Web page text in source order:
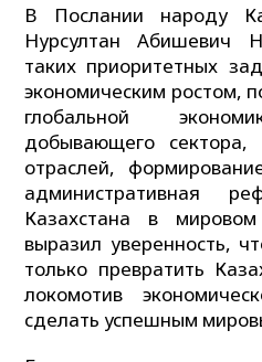
В Послании народу
Нурсултан Абишевич
таких приоритетных
экономическим ростом,
глобальной
добывающего сектора,
отраслей,
административная
Казахстана в
выразил уверенность,
только превратить
локомотив
сделать успешным